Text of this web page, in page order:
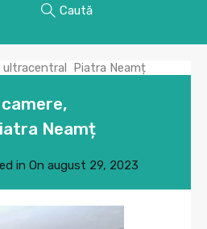
Caută
Neamț
in On august 29, 2023